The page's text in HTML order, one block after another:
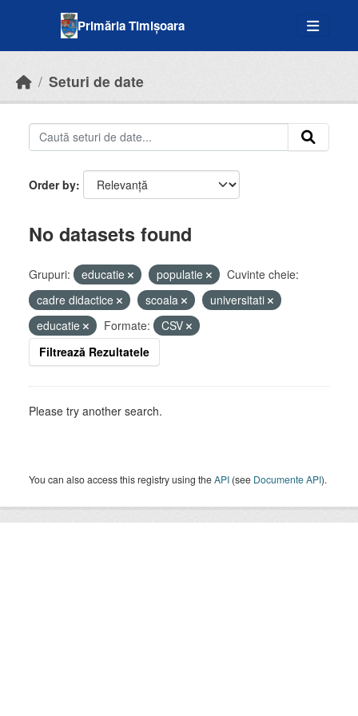
Primăria Timișoara
Seturi de date
Order by
No datasets found
Grupuri: educatie populatie
Cuvinte cheie:
cadre didactice
scoala
universitati
educatie
Formate:
CSV
Filtrează Rezultatele
Please try another search.
You can also access this registry using theAPI (see Documente API).